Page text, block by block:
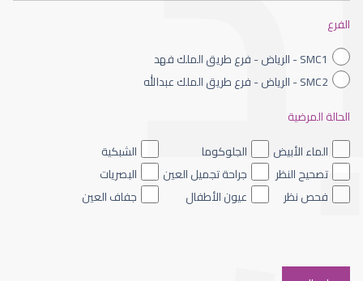
ضعف نظر العين اليسرى
الفرع
SMC1 - الرياض - فرع طريق الملك فهد
SMC2 - الرياض - فرع طريق الملك عبدالله
الحالة المرضية
الماء الأبيض
الجلوكوما
الشبكية
تصحيح النظر
جراحة تجميل العين
البصريات
فحص نظر
عيون الأطفال جفاف العين